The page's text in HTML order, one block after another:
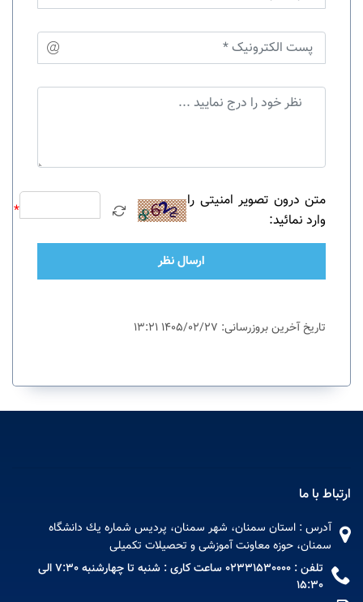
متن درون تصویر امنیتی را
وارد نمائید:
*
ارسال نظر
تاریخ آخرین بروزرسانی: 1405/02/27 13:21
ارتباط با ما
آدرس : استان سمنان، شهر سمنان، پردیس شماره يك دانشگاه
سمنان، حوزه معاونت آموزشی و تحصیلات تکمیلی
تلفن : 02331530000 ساعت کاری : شنبه تا چهارشنبه 7:30 الی
15:30